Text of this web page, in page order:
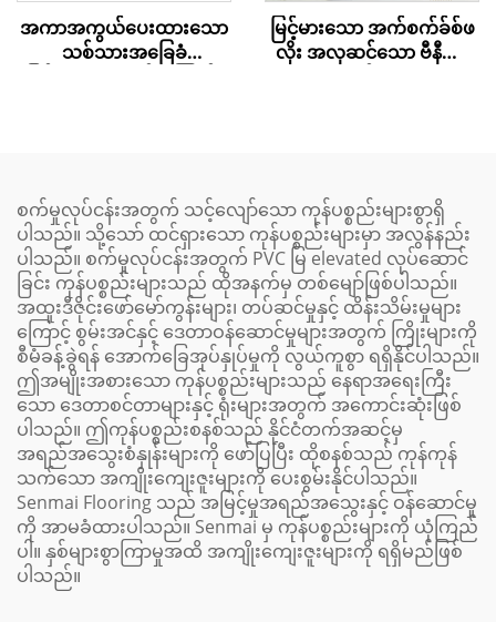
အကာအကွယ်ပေးထားသော
သစ်သားအခြေခံ
မြင့်မားသော အက်စက်ခ်စ်ဖ
လိုး အလှဆင်သော ဗီနီယာ
စက်မှုလုပ်ငန်းအတွက် သင့်လျော်သော ကုန်ပစ္စည်းများစွာရှိ
ပါသည်။ သို့သော် ထင်ရှားသော ကုန်ပစ္စည်းများမှာ အလွန်နည်း
ပါသည်။ စက်မှုလုပ်ငန်းအတွက် PVC မြ elevated လုပ်ဆောင်
ခြင်း ကုန်ပစ္စည်းများသည် ထိုအနက်မှ တစ်မျော်ဖြစ်ပါသည်။
အထူးဒီဇိုင်းဖော်မော်ကွန်းများ၊ တပ်ဆင်မှုနှင့် ထိန်းသိမ်းမှုများ
ကြောင့် စွမ်းအင်နှင့် ဒေတာဝန်ဆောင်မှုများအတွက် ကြိုးများကို
စီမံခန့်ခွဲရန် အောက်ခြေအုပ်နှုပ်မှုကို လွယ်ကူစွာ ရရှိနိုင်ပါသည်။
ဤအမျိုးအစားသော ကုန်ပစ္စည်းများသည် နေရာအရေးကြီး
သော ဒေတာစင်တာများနှင့် ရုံးများအတွက် အကောင်းဆုံးဖြစ်
ပါသည်။ ဤကုန်ပစ္စည်းစနစ်သည် နိုင်ငံတက်အဆင့်မှ
အရည်အသွေးစံနှုန်းများကို ဖော်ပြပြီး ထိုစနစ်သည် ကုန်ကုန်
သက်သော အကျိုးကျေးဇူးများကို ပေးစွမ်းနိုင်ပါသည်။
Senmai Flooring သည် အမြင့်မှုအရည်အသွေးနှင့် ဝန်ဆောင်မှု
ကို အာမခံထားပါသည်။ Senmai မှ ကုန်ပစ္စည်းများကို ယုံကြည်
ပါ။ နှစ်များစွာကြာမှုအထိ အကျိုးကျေးဇူးများကို ရရှိမည်ဖြစ်
ပါသည်။